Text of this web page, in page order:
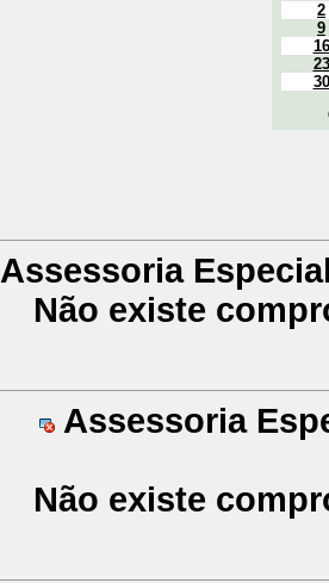
2
9
16
23
30
Assessoria
Não existe
Assessoria
Não existe